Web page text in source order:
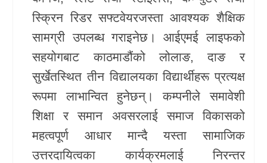
स्क्रिन रिडर सफ्टवेयरजस्ता आवश्यक शैक्षिक
सामग्री उपलब्ध गराइनेछ। आईएमई लाइफको
सहयोगबाट काठमाडौंको लोलाङ, दाङ र
सुर्खेतस्थित तीन विद्यालयका विद्यार्थीहरू प्रत्यक्ष
रूपमा लाभान्वित हुनेछन्। कम्पनीले समावेशी
शिक्षा र समान अवसरलाई समाज विकासको
महत्वपूर्ण आधार मान्दै यस्ता सामाजिक
उत्तरदायित्वका कार्यक्रमलाई निरन्तर